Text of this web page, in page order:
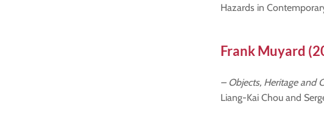
Hazards in
Frank Muyard
– Objects, Heritage and
Liang-Kai Chou and